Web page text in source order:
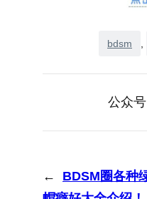
bdsm ,
公众号
←
BDSM圈各种